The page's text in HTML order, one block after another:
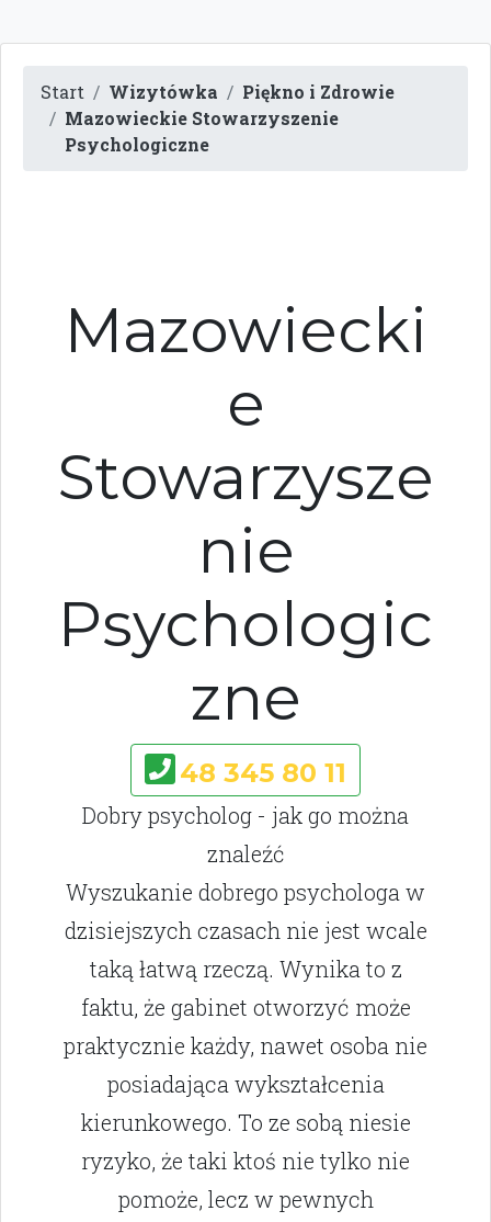
Start Wizytówka
Piękno i Zdrowie
Mazowieckie Stowarzyszenie
Psychologiczne
Mazowiecki
e
Stowarzysze
nie
Psychologic
zne
48 345 80 11
Dobry psycholog - jak go można
znaleźć
Wyszukanie dobrego psychologa w
dzisiejszych czasach nie jest wcale
taką łatwą rzeczą. Wynika to z
faktu, że gabinet otworzyć może
praktycznie każdy, nawet osoba nie
posiadająca wykształcenia
kierunkowego. To ze sobą niesie
ryzyko, że taki ktoś nie tylko nie
pomoże, lecz w pewnych